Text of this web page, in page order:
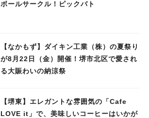
ボールサークル！ピックバト
【なかもず】ダイキン工業（株）の夏祭り
が8月22日（金）開催！堺市北区で愛され
る大賑わいの納涼祭
【堺東】エレガントな雰囲気の「Cafe
LOVE it」で、美味しいコーヒーはいかが